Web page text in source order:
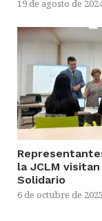
19 de agosto de
la JCLM
Solidario
6 de octubre de 2023